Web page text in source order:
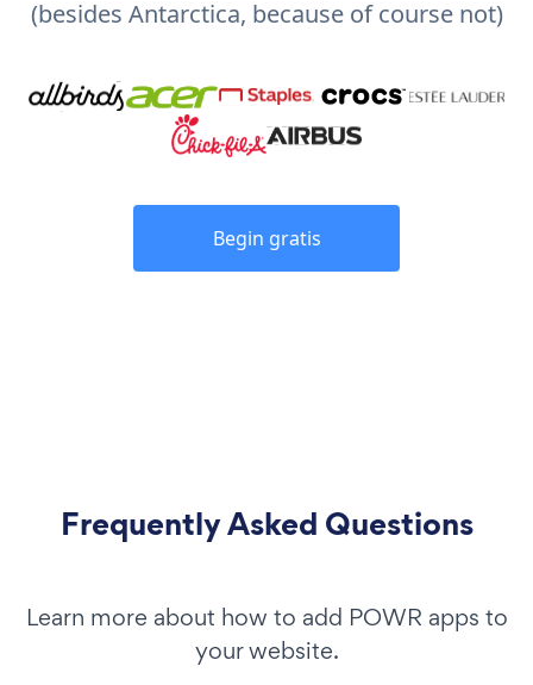
(besides Antarctica, because of course not)
Begin gratis
Frequently Asked Questions
Learn more about how to add POWR apps to
your website.